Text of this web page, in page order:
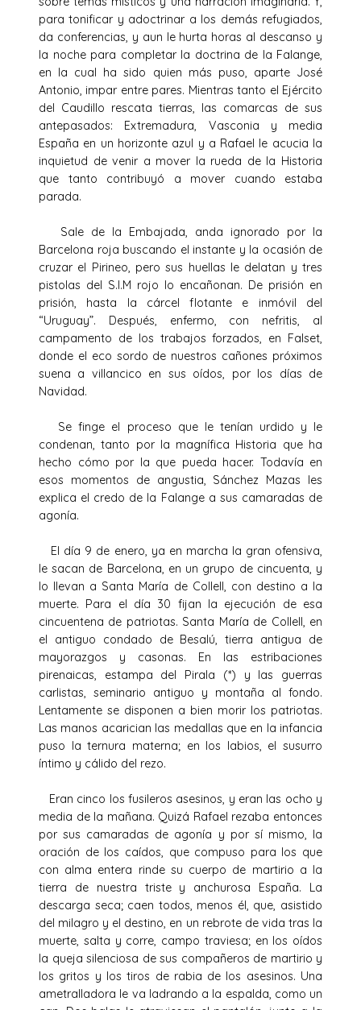
para tonificar y adoctrinar a los demás refugiados,
da conferencias, y aun le hurta horas al descanso y
la noche para completar la doctrina de la Falange,
en la cual ha sido quien más puso, aparte José
Antonio, impar entre pares. Mientras tanto el Ejército
del Caudillo rescata tierras, las comarcas de sus
antepasados: Extremadura, Vasconia y media
España en un horizonte azul y a Rafael le acucia la
inquietud de venir a mover la rueda de la Historia
que tanto contribuyó a mover cuando estaba
parada.
Sale de la Embajada, anda ignorado por la
Barcelona roja buscando el instante y la ocasión de
cruzar el Pirineo, pero sus huellas le delatan y tres
pistolas del S.I.M rojo lo encañonan. De prisión en
prisión, hasta la cárcel flotante e inmóvil del
“Uruguay”. Después, enfermo, con nefritis, al
campamento de los trabajos forzados, en Falset,
donde el eco sordo de nuestros cañones próximos
suena a villancico en sus oídos, por los días de
Navidad.
Se finge el proceso que le tenían urdido y le
condenan, tanto por la magnífica Historia que ha
hecho cómo por la que pueda hacer. Todavía en
esos momentos de angustia, Sánchez Mazas les
explica el credo de la Falange a sus camaradas de
agonía.
El día 9 de enero, ya en marcha la gran ofensiva,
le sacan de Barcelona, en un grupo de cincuenta, y
lo llevan a Santa María de Collell, con destino a la
muerte. Para el día 30 fijan la ejecución de esa
cincuentena de patriotas. Santa María de Collell, en
el antiguo condado de Besalú, tierra antigua de
mayorazgos y casonas. En las estribaciones
pirenaicas, estampa del Pirala (*) y las guerras
carlistas, seminario antiguo y montaña al fondo.
Lentamente se disponen a bien morir los patriotas.
Las manos acarician las medallas que en la infancia
puso la ternura materna; en los labios, el susurro
íntimo y cálido del rezo.
Eran cinco los fusileros asesinos, y eran las ocho y
media de la mañana. Quizá Rafael rezaba entonces
por sus camaradas de agonía y por sí mismo, la
oración de los caídos, que compuso para los que
con alma entera rinde su cuerpo de martirio a la
tierra de nuestra triste y anchurosa España. La
descarga seca; caen todos, menos él, que, asistido
del milagro y el destino, en un rebrote de vida tras la
muerte, salta y corre, campo traviesa; en los oídos
la queja silenciosa de sus compañeros de martirio y
los gritos y los tiros de rabia de los asesinos. Una
ametralladora le va ladrando a la espalda, como un